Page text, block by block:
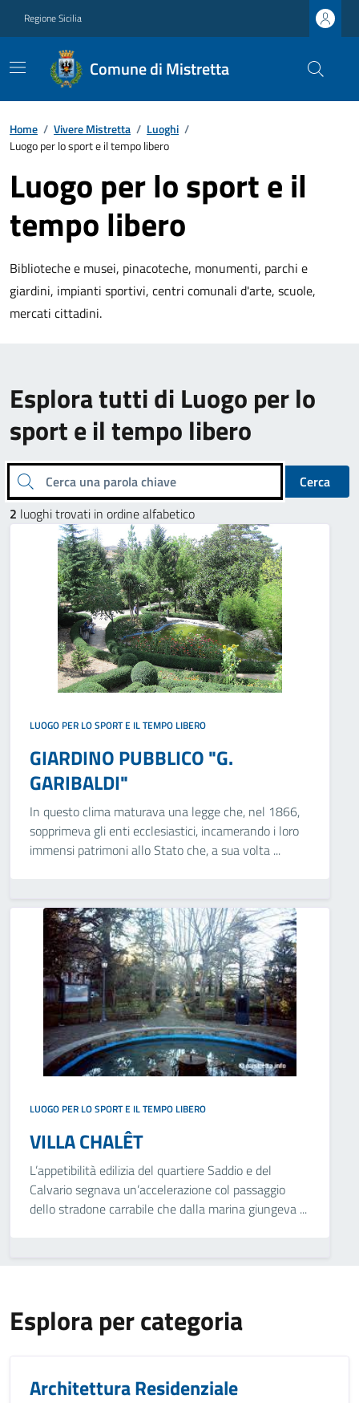
Regione Sicilia
Comune di Mistretta
Home / Vivere Mistretta / Luoghi /
Luogo per lo sport e il tempo libero
Luogo per lo sport e il
tempo libero
Biblioteche e musei, pinacoteche, monumenti, parchi e
giardini, impianti sportivi, centri comunali d'arte, scuole,
mercati cittadini.
Esplora tutti di Luogo per lo
sport e il tempo libero
Cerca una parola chiave
Cerca
2 luoghi trovati in ordine alfabetico
LUOGO PER LO SPORT E IL TEMPO LIBERO
GIARDINO PUBBLICO "G.
GARIBALDI"
In questo clima maturava una legge che, nel 1866,
sopprimeva gli enti ecclesiastici, incamerando i loro
immensi patrimoni allo Stato che, a sua volta ...
LUOGO PER LO SPORT E IL TEMPO LIBERO
VILLA CHALÊT
L’appetibilità edilizia del quartiere Saddio e del
Calvario segnava un’accelerazione col passaggio
dello stradone carrabile che dalla marina giungeva ...
Esplora per categoria
Architettura Residenziale